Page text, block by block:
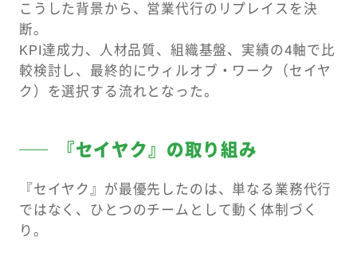
こうした背景から、営業代行のリプレイスを決
断。
KPI達成力、人材品質、組織基盤、実績の4軸で比
較検討し、最終的にウィルオブ・ワーク（セイヤ
ク）を選択する流れとなった。
『セイヤク』の取り組み
『セイヤク』が最優先したのは、単なる業務代行
ではなく、ひとつのチームとして動く体制づく
り。